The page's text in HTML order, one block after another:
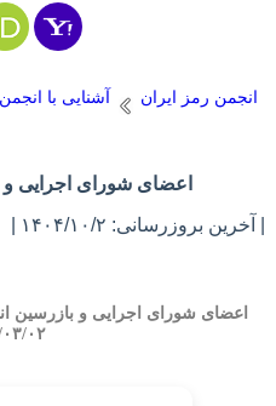
انجمن رمز ایران آشنایی با انجمن
اعضای شورای اجرایی و
بروزرسانی: ۱۴۰۴/۱۰/۲ |
۱۳۸۱/